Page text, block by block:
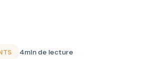
4min de lecture